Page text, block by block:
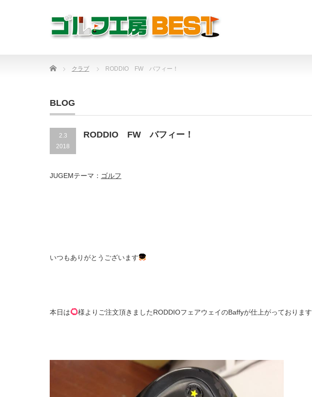
Home クラブ RODDIO FW バフィー！
BLOG
2.3
2018
RODDIO FW バフィー！
JUGEMテーマ： ゴルフ
いつもありがとうございます
本日は 様よりご注文頂きましたRODDIOフェアウェイのBaffyが仕上がっております